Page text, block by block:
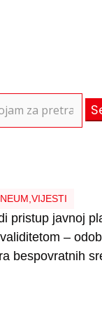
NEUM VIJESTI
pristup javnoj
–
bespovratnih